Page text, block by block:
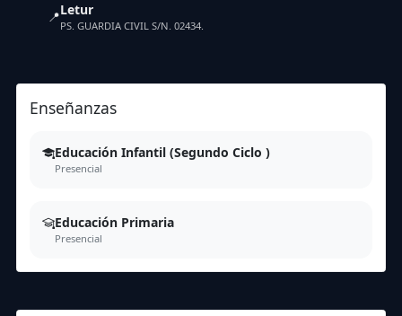
📍Letur
PS. GUARDIA CIVIL S/N. 02434.
Enseñanzas
Educación Infantil (Segundo Ciclo )
Presencial
Educación Primaria
Presencial